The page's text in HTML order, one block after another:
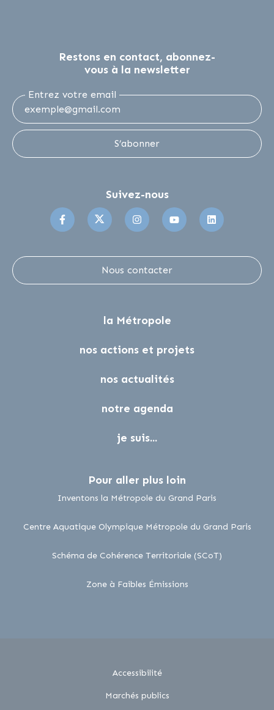
Restons en contact, abonnez-
vous à la newsletter
Entrez votre email
S’abonner
Suivez-nous
Suivez-nous sur Facebook
Suivez-nous sur Twitter
Suivez-nous surSuivez-nous sur
Nous contacter
la Métropole
nos actions et projets
nos actualités
notre agenda
je suis...
Pour aller plus loin
Inventons la Métropole du Grand Paris
Centre Aquatique Olympique Métropole du Grand Parislien
Schéma de Cohérence Territoriale (SCoT)
Zone à Faibles Émissionslien externe
Accessibilité
Marchés publics